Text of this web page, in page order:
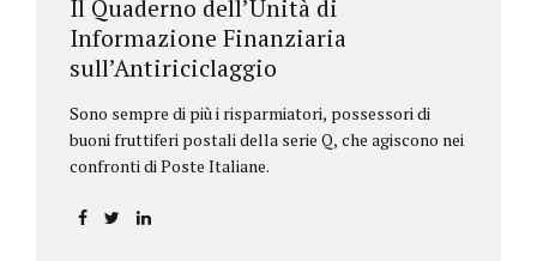
Il Quaderno dell’Unità di
Informazione Finanziaria
sull’Antiriciclaggio
Sono sempre di più i risparmiatori, possessori di
buoni fruttiferi postali della serie Q, che agiscono nei
confronti di Poste Italiane.